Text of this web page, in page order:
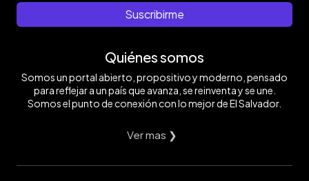
Suscribirme
Quiénes somos
Somos un portal abierto, propositivo y moderno, pensado
para reflejar a un país que avanza, se reinventa y se une.
Somos el punto de conexión con lo mejor de El Salvador.
Ver mas ❯